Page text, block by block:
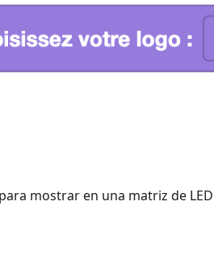
mostrar en una matriz de